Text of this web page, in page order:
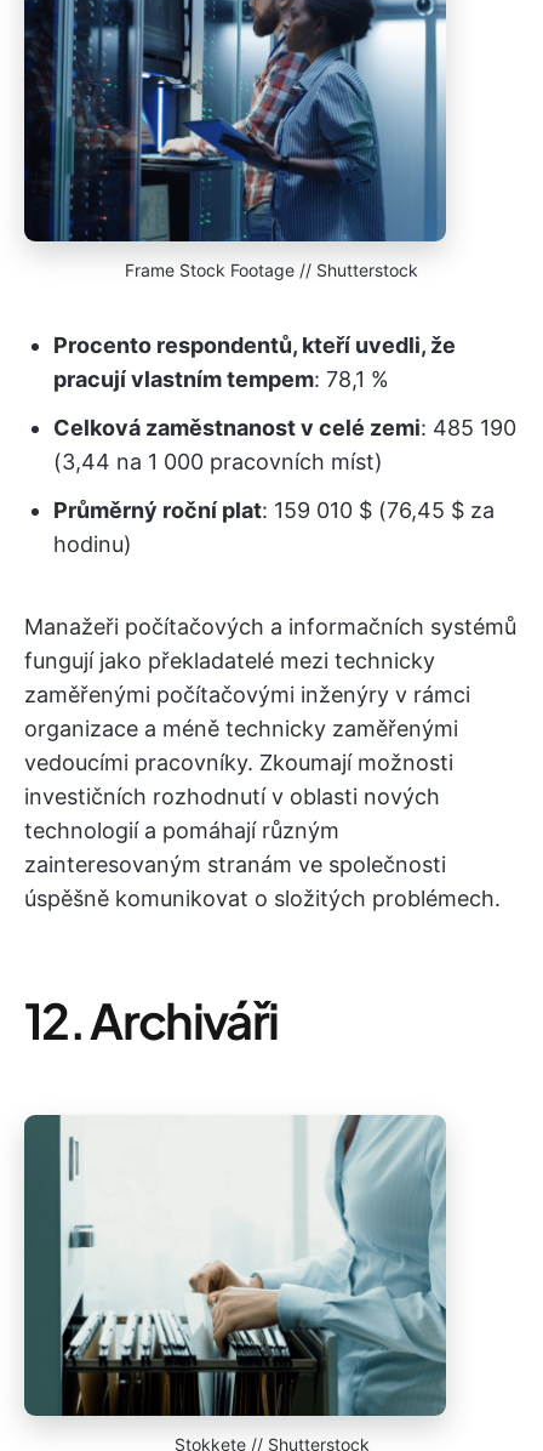
Frame Stock Footage // Shutterstock
Procento respondentů, kteří uvedli, že
pracují vlastním tempem: 78,1 %
Celková zaměstnanost v celé zemi: 485 190
(3,44 na 1 000 pracovních míst)
Průměrný roční plat: 159 010 $ (76,45 $ za
hodinu)
Manažeři počítačových a informačních systémů
fungují jako překladatelé mezi technicky
zaměřenými počítačovými inženýry v rámci
organizace a méně technicky zaměřenými
vedoucími pracovníky. Zkoumají možnosti
investičních rozhodnutí v oblasti nových
technologií a pomáhají různým
zainteresovaným stranám ve společnosti
úspěšně komunikovat o složitých problémech.
12. Archiváři
Stokkete // Shutterstock